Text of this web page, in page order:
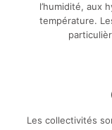
l’humidité, aux
température.
Les collectivités